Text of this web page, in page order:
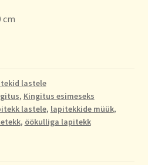
cm
lastele
, Kingitus esimeseks
lastele, lapitekkide müük,
, öökulliga lapitekk